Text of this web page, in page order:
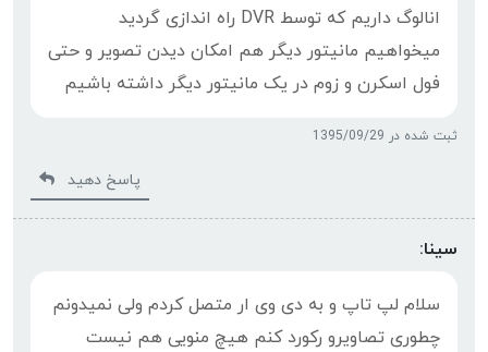
انالوگ داریم که توسط DVR راه اندازی گردید
میخواهیم مانیتور دیگر هم امکان دیدن تصویر و حتی
فول اسکرن و زوم در یک مانیتور دیگر داشته باشیم
ثبت شده در 1395/09/29
پاسخ دهید
سینا:
سلام لپ تاپ و به دی وی ار متصل کردم ولی نمیدونم
چطوری تصاویرو رکورد کنم هیچ منویی هم نیست